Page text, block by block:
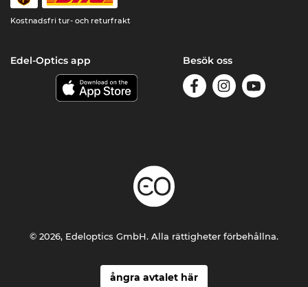
Kostnadsfri tur- och returfrakt
Edel-Optics app Besök oss
ångra avtalet här
© 2026, Edeloptics GmbH. Alla rättigheter förbehållna.